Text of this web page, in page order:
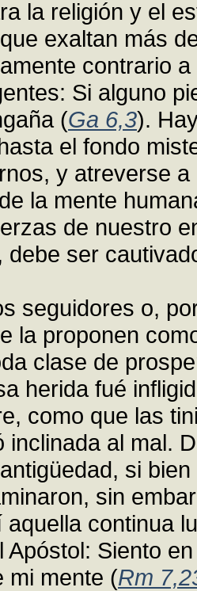
la religión y el
exaltan más
contrario
Si alguno
(Ga 6,3).
el fondo
y atreverse
la mente
de nuestro
debe ser
seguidores o,
la proponen
clase de
herida fué
como que las
inclinada al mal.
si
sin
continua
Apóstol: Siento
mi mente (Rm